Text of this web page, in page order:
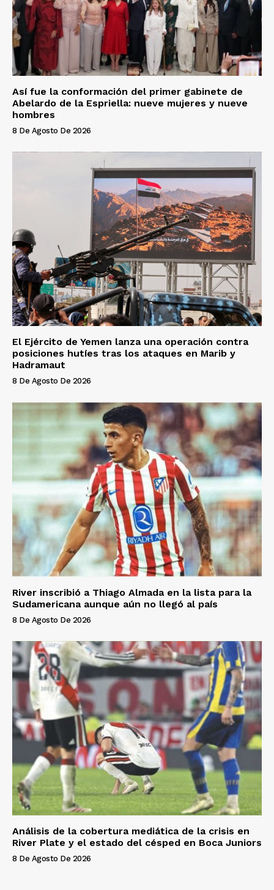
Así fue la conformación del primer gabinete de
Abelardo de la Espriella: nueve mujeres y nueve
hombres
8 De Agosto De 2026
El Ejército de Yemen lanza una operación contra
posiciones hutíes tras los ataques en Marib y
Hadramaut
8 De Agosto De 2026
River inscribió a Thiago Almada en la lista para la
Sudamericana aunque aún no llegó al país
8 De Agosto De 2026
Análisis de la cobertura mediática de la crisis en
River Plate y el estado del césped en Boca Juniors
8 De Agosto De 2026